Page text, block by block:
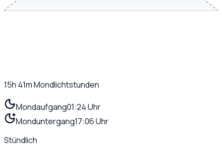
15h 41mMondlichtstunden
Mondaufgang01:24 Uhr
Monduntergang17:06 Uhr
Stündlich